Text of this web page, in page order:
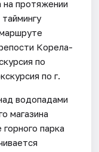
на протяжении
Корела-
по
по г.
водопадами
магазина
парка